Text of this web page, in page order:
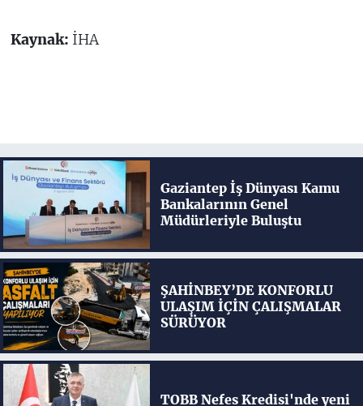
Kaynak: İHA
Gaziantep İş Dünyası Kamu
Bankalarının Genel
Müdürleriyle Buluştu
ŞAHİNBEY’DE KONFORLU
ULAŞIM İÇİN ÇALIŞMALAR
SÜRÜYOR
TOBB Nefes Kredisi'nde yeni